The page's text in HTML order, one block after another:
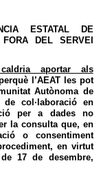
ESTATAL DE
FORA DEL SERVEI
aportar als
l’AEAT les pot
Autònoma de
col·laboració en
per a dades no
la consulta que, en
o consentiment
en virtut
17 de desembre,